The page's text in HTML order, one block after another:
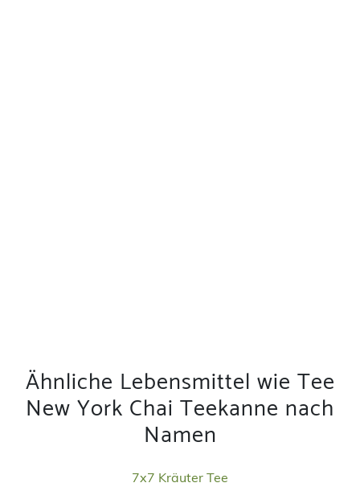
Ähnliche Lebensmittel wie Tee
New York Chai Teekanne nach
Namen
7x7 Kräuter Tee